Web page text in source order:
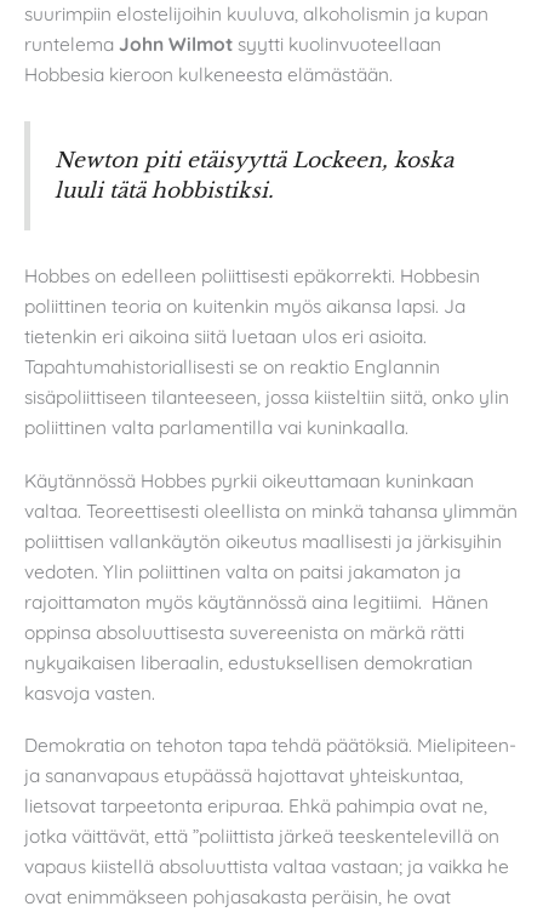
suurimpiin elostelijoihin kuuluva, alkoholismin ja kupan
runtelema John Wilmot syytti kuolinvuoteellaan
Hobbesia kieroon kulkeneesta elämästään.
Newton piti etäisyyttä Lockeen, koska
luuli tätä hobbistiksi.
Hobbes on edelleen poliittisesti epäkorrekti. Hobbesin
poliittinen teoria on kuitenkin myös aikansa lapsi. Ja
tietenkin eri aikoina siitä luetaan ulos eri asioita.
Tapahtumahistoriallisesti se on reaktio Englannin
sisäpoliittiseen tilanteeseen, jossa kiisteltiin siitä, onko ylin
poliittinen valta parlamentilla vai kuninkaalla.
Käytännössä Hobbes pyrkii oikeuttamaan kuninkaan
valtaa. Teoreettisesti oleellista on minkä tahansa ylimmän
poliittisen vallankäytön oikeutus maallisesti ja järkisyihin
vedoten. Ylin poliittinen valta on paitsi jakamaton ja
rajoittamaton myös käytännössä aina legitiimi. Hänen
oppinsa absoluuttisesta suvereenista on märkä rätti
nykyaikaisen liberaalin, edustuksellisen demokratian
kasvoja vasten.
Demokratia on tehoton tapa tehdä päätöksiä. Mielipiteen-
ja sananvapaus etupäässä hajottavat yhteiskuntaa,
lietsovat tarpeetonta eripuraa. Ehkä pahimpia ovat ne,
jotka väittävät, että ”poliittista järkeä teeskentelevillä on
vapaus kiistellä absoluuttista valtaa vastaan; ja vaikka he
ovat enimmäkseen pohjasakasta peräisin, he ovat